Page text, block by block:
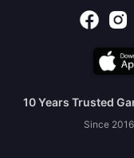
10 Years Trusted
Since